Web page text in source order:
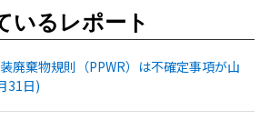
いるレポート
廃棄物規則（PPWR）は不確定事項が山
31日)